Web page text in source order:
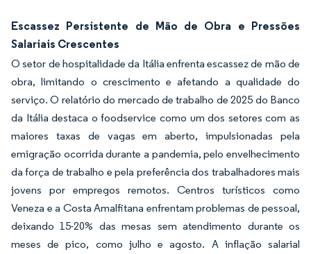
Escassez Persistente de Mão de Obra e Pressões
Salariais Crescentes
O setor de hospitalidade da Itália enfrenta escassez de mão de
obra, limitando o crescimento e afetando a qualidade do
serviço. O relatório do mercado de trabalho de 2025 do Banco
da Itália destaca o foodservice como um dos setores com as
maiores taxas de vagas em aberto, impulsionadas pela
emigração ocorrida durante a pandemia, pelo envelhecimento
da força de trabalho e pela preferência dos trabalhadores mais
jovens por empregos remotos. Centros turísticos como
Veneza e a Costa Amalfitana enfrentam problemas de pessoal,
deixando 15-20% das mesas sem atendimento durante os
meses de pico, como julho e agosto. A inflação salarial